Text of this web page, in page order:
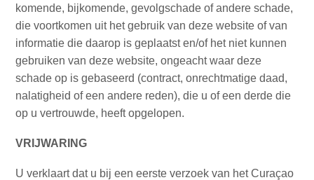
komende, bijkomende, gevolgschade of andere schade,
die voortkomen uit het gebruik van deze website of van
informatie die daarop is geplaatst en/of het niet kunnen
gebruiken van deze website, ongeacht waar deze
schade op is gebaseerd (contract, onrechtmatige daad,
nalatigheid of een andere reden), die u of een derde die
op u vertrouwde, heeft opgelopen.
VRIJWARING
U verklaart dat u bij een eerste verzoek van het Curaçao